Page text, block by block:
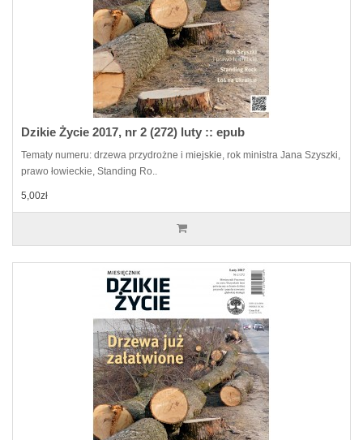
Dzikie Życie 2017, nr 2 (272) luty :: epub
Tematy numeru: drzewa przydrożne i miejskie, rok ministra Jana Szyszki,
prawo łowieckie, Standing Ro..
5,00zł